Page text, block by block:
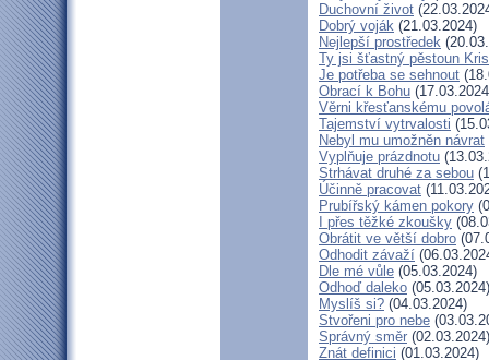
Duchovní život
Dobrý voják (21.03.2024)
Nejlepší prostředek
Ty jsi šťastný pěstoun
Je potřeba se sehnout
Obrací k Bohu
Věrni křesťanskému
Tajemství vytrvalosti
Nebyl mu umožněn návrat
Vyplňuje prázdnotu
Strhávat druhé za sebou
Účinně pracovat
Prubířský kámen pokory
I přes těžké zkoušky
Obrátit ve větší dobro
Odhodit závaží
Dle mé vůle (05.03.2024)
Odhoď daleko (05.03.2024)
Myslíš si? (04.03.2024)
Stvořeni pro nebe
Správný směr (02.03.2024)
Znát definici (01.03.2024)